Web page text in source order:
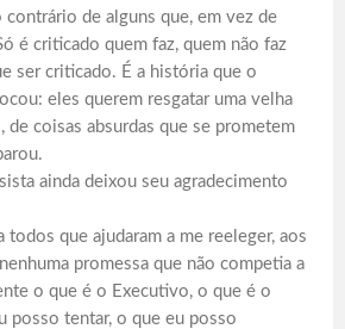
contrário de alguns que, em vez de
é criticado quem faz, quem não faz
ser criticado. É a história que o
eles querem resgatar uma velha
de coisas absurdas que se prometem
ainda deixou seu agradecimento
todos que ajudaram a me reeleger, aos
promessa que não competia a
o que é o Executivo, o que é o
posso tentar, o que eu posso